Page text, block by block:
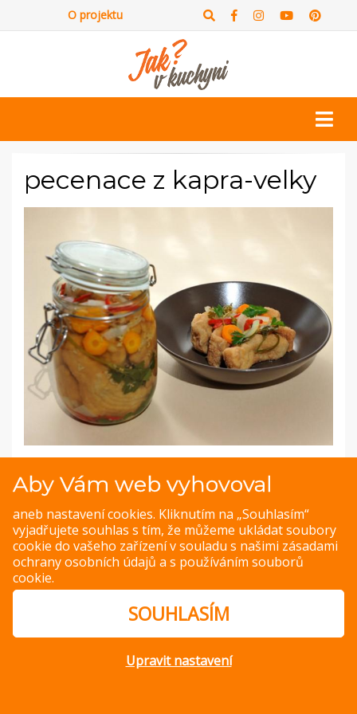
O projektu
pecenace z kapra-velky
PREVIOUS IMAGE NEXT IMAGE
© Copyright 2014 – 2026 –
osobních údajů
Magazine WordPress Themesby DesignOrbital
Aby Vám web vyhovoval
aneb nastavení cookies. Kliknutím na „Souhlasím“
vyjadřujete souhlas s tím, že můžeme ukládat soubory
cookie do vašeho zařízení v souladu s našimi zásadami
ochrany osobních údajů a s používáním souborů
cookie.
SOUHLASÍM
Upravit nastavení